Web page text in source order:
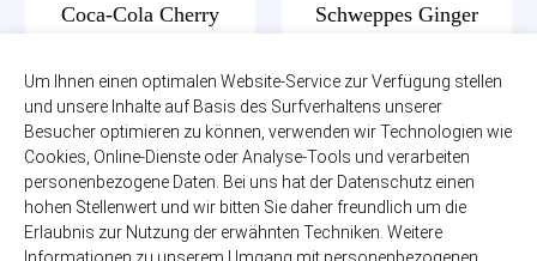
Coca-Cola Cherry
zzgl. 3,30€ Pfand
PET-MEHRWEG
17,99€
Schweppes Ginger
6 x 1,00l
zzgl. 2,40€ Pfand
PET-MEHRWEG
12,99€
(2,17€ / Liter)
Um Ihnen einen optimalen Website-Service zur Verfügung stellen
und unsere Inhalte auf Basis des Surfverhaltens unserer
Besucher optimieren zu können, verwenden wir Technologien wie
Cookies, Online-Dienste oder Analyse-Tools und verarbeiten
personenbezogene Daten. Bei uns hat der Datenschutz einen
hohen Stellenwert und wir bitten Sie daher freundlich um die
Erlaubnis zur Nutzung der erwähnten Techniken. Weitere
Informationen zu unserem Umgang mit personenbezogenen